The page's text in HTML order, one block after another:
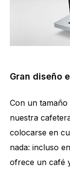
Gran diseño
Con un tamaño
nuestra
colocarse en
nada: incluso
ofrece un café